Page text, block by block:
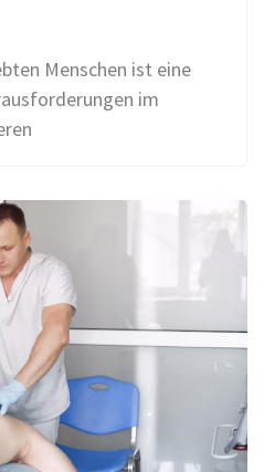
Menschen ist eine
im